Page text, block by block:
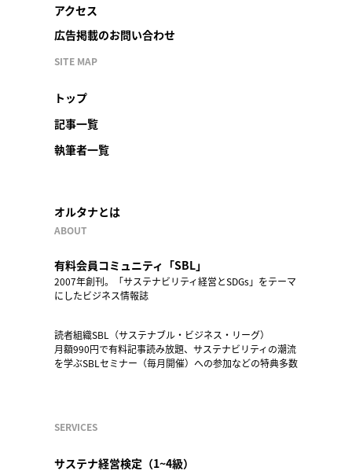
アクセス
広告掲載のお問い合わせ
SITE MAP
トップ
記事一覧
執筆者一覧
オルタナとは
ABOUT
有料会員コミュニティ「SBL」
2007年創刊。「サステナビリティ経営とSDGs」をテーマ
にしたビジネス情報誌
読者組織SBL（サステナブル・ビジネス・リーグ）
月額990円で有料記事読み放題、サステナビリティの潮流
を学ぶSBLセミナー（毎月開催）への参加などの特典多数
SERVICES
サステナ経営検定（1~4級）